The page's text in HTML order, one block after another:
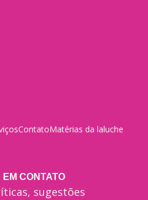
ContatoMatérias da laluche
EM CONTATO
sugestões